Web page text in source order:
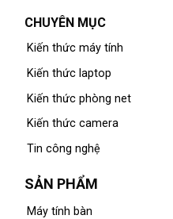
CHUYÊN MỤC
Kiến thức máy tính
Kiến thức laptop
Kiến thức phòng net
Kiến thức camera
Tin công nghệ
SẢN PHẨM
Máy tính bàn